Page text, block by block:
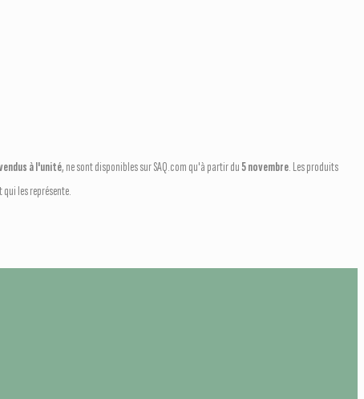
à l'unité, ne sont disponibles sur SAQ.com qu'à partir du5 novembre. Les produits
les représente.